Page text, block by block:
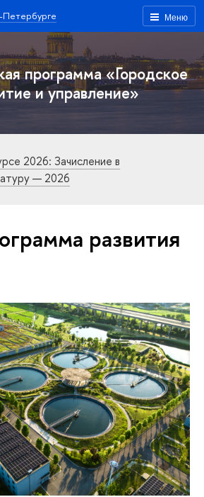
Меню
программа «Городское
и управление»
2026: Зачисление в
— 2026
развития